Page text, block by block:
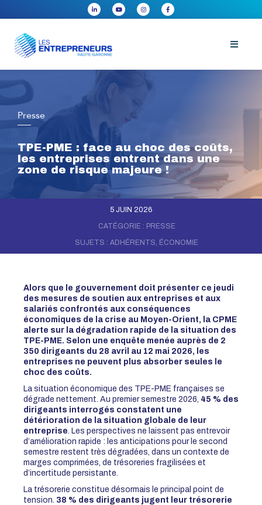
Presse
TPE-PME : face au choc des coûts,
les entreprises entrent dans une
zone de risque majeure !
5 JUIN 2026
CATÉGORIE : PRESSE
SUJETS : ADHÉRENTS ÉCONOMIE
Alors que le gouvernement doit présenter ce jeudi
des mesures de soutien aux entreprises et aux
salariés confrontés aux conséquences
économiques de la crise au Moyen-Orient, la CPME
alerte sur la dégradation rapide de la situation des
TPE-PME. Selon une enquête menée auprès de 2
350 dirigeants du 28 avril au 12 mai 2026, les
entreprises ne peuvent plus absorber seules le
choc des coûts.
La situation économique des TPE-PME françaises se
dégrade nettement. Au premier semestre 2026, 45 % des
dirigeants interrogés constatent une
détérioration de la situation globale de leur
entreprise . Les perspectives ne laissent pas entrevoir
d’amélioration rapide : les anticipations pour le second
semestre restent très dégradées, dans un contexte de
marges comprimées, de trésoreries fragilisées et
d’incertitude persistante.
La trésorerie constitue désormais le principal point de
tension. 38 % des dirigeants jugent leur trésorerie